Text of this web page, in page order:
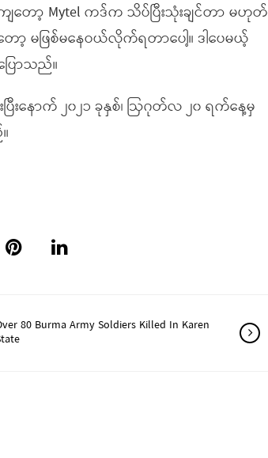
ော့ Mytel ကဒ်က သိပ်ပြီးသုံးချင်တာ မဟုတ်
ာ့ မဖြစ်မနေဝယ်လိုက်ရတာပေါ့။ ဒါပေမယ့်
ောသည်။
နောက် ၂၀၂၁ ခုနှစ်၊ ဩဂုတ်လ ၂၀ ရက်နေ့မှ
80 Burma Army Soldiers Killed In Karen